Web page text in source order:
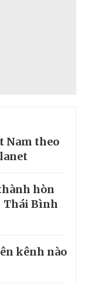
Nam theo
hòn
Thái Bình
kênh nào